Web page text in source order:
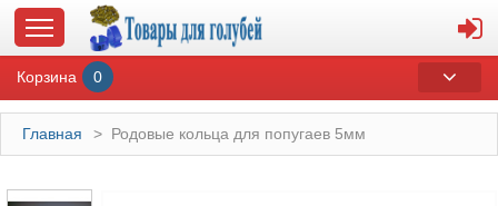
ГЛАВНАЯ
Корзина 0
Главная > Родовые кольца для попугаев 5мм